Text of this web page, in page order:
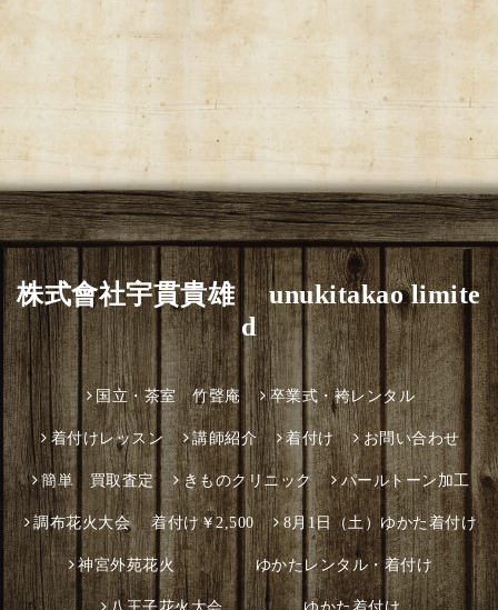
株式會社宇貫貴雄 unukitakao limite
d
国立・茶室 竹聲庵 卒業式・袴レンタル
着付けレッスン 講師紹介 着付け お問い合わせ
簡単 買取査定 きものクリニック パールトーン加工
調布花火大会 着付け￥2,500 8月1日（土）ゆかた着付け
神宮外苑花火 ゆかたレンタル・着付け